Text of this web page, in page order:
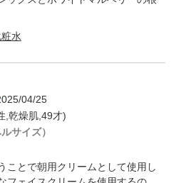
水
04/25
,乾燥肌,49才)
サイズ）
ことで朝用クリームとして使用し